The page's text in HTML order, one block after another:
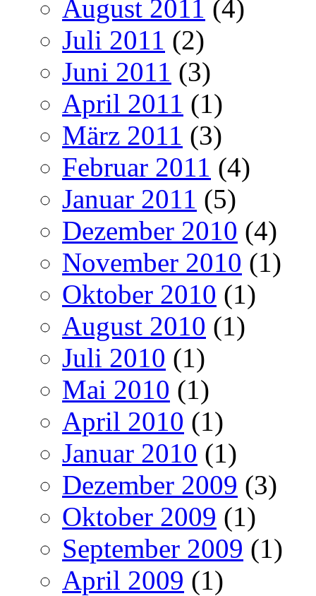
August 2011 (4)
Juli 2011 (2)
Juni 2011 (3)
April 2011 (1)
März 2011 (3)
Februar 2011 (4)
Januar 2011 (5)
Dezember 2010 (4)
November 2010 (1)
Oktober 2010 (1)
August 2010 (1)
Juli 2010 (1)
Mai 2010 (1)
April 2010 (1)
Januar 2010 (1)
Dezember 2009 (3)
Oktober 2009 (1)
September 2009 (1)
April 2009 (1)